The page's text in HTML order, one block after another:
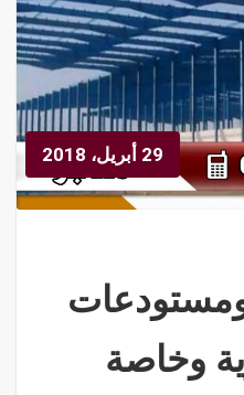
29 أبريل، 2018
وخاصة